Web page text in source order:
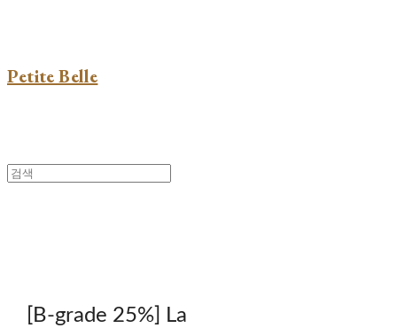
Petite Belle
[B-grade 25%] La